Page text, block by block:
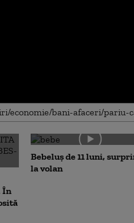
În
Bebeluș de 11 luni,
la volan